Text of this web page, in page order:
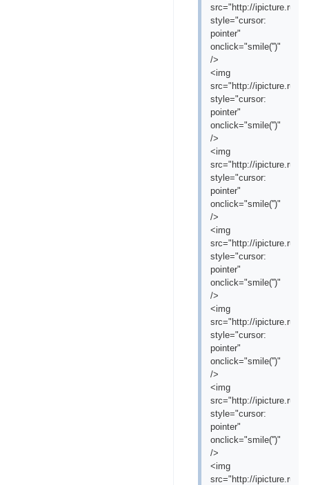
src="http://ipicture.ru/
style="cursor:
pointer"
onclick="smile('')"
/>
<img
src="http://ipicture.ru/
style="cursor:
pointer"
onclick="smile('')"
/>
<img
src="http://ipicture.ru/
style="cursor:
pointer"
onclick="smile('')"
/>
<img
src="http://ipicture.ru/
style="cursor:
pointer"
onclick="smile('')"
/>
<img
src="http://ipicture.ru/
style="cursor:
pointer"
onclick="smile('')"
/>
<img
src="http://ipicture.ru/
style="cursor:
pointer"
onclick="smile('')"
/>
<img
src="http://ipicture.ru/